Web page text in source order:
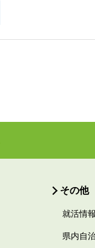
その他
就活情
県内自